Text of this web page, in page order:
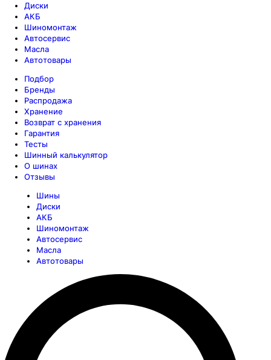
Диски
АКБ
Шиномонтаж
Автосервис
Масла
Автотовары
Подбор
Бренды
Распродажа
Хранение
Возврат с хранения
Гарантия
Тесты
Шинный калькулятор
О шинах
Отзывы
Шины
Диски
АКБ
Шиномонтаж
Автосервис
Масла
Автотовары